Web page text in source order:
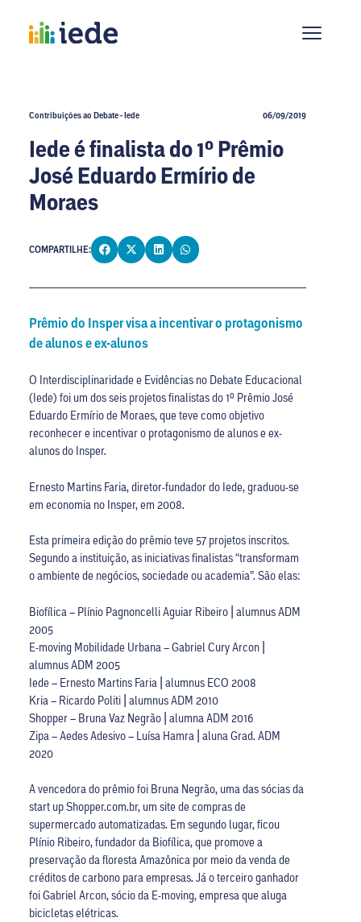
Contribuições ao Debate - Iede 06/09/2019
Iede é finalista do 1º Prêmio
José Eduardo Ermírio de
Moraes
COMPARTILHE:
Prêmio do Insper visa a incentivar o protagonismo
de alunos e ex-alunos
O Interdisciplinaridade e Evidências no Debate Educacional
(Iede) foi um dos seis projetos finalistas do 1º Prêmio José
Eduardo Ermírio de Moraes, que teve como objetivo
reconhecer e incentivar o protagonismo de alunos e ex-
alunos do Insper.
Ernesto Martins Faria, diretor-fundador do Iede, graduou-se
em economia no Insper, em 2008.
Esta primeira edição do prêmio teve 57 projetos inscritos.
Segundo a instituição, as iniciativas finalistas “transformam
o ambiente de negócios, sociedade ou academia”. São elas:
Biofílica – Plínio Pagnoncelli Aguiar Ribeiro | alumnus ADM
2005
E-moving Mobilidade Urbana – Gabriel Cury Arcon |
alumnus ADM 2005
Iede – Ernesto Martins Faria | alumnus ECO 2008
Kria – Ricardo Politi | alumnus ADM 2010
Shopper – Bruna Vaz Negrão | alumna ADM 2016
Zipa – Aedes Adesivo – Luísa Hamra | aluna Grad. ADM
2020
A vencedora do prêmio foi Bruna Negrão, uma das sócias da
start up Shopper.com.br, um site de compras de
supermercado automatizadas. Em segundo lugar, ficou
Plínio Ribeiro, fundador da Biofílica, que promove a
preservação da floresta Amazônica por meio da venda de
créditos de carbono para empresas. Já o terceiro ganhador
foi Gabriel Arcon, sócio da E-moving, empresa que aluga
bicicletas elétricas.